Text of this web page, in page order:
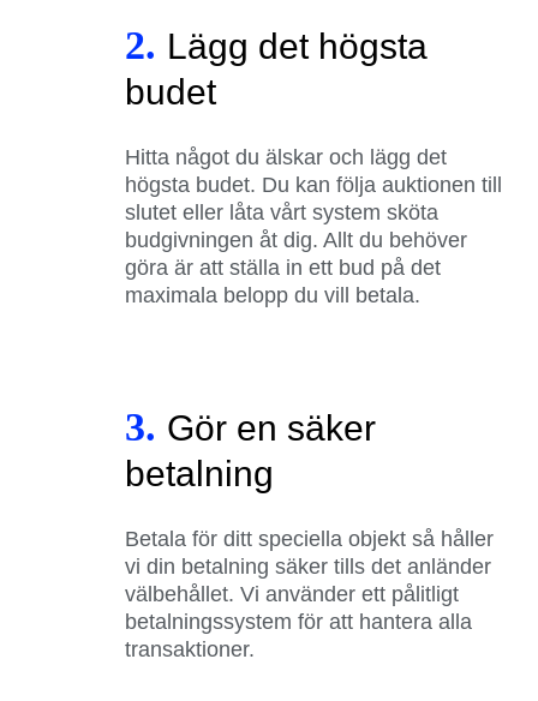
2. Lägg det högsta
budet
Hitta något du älskar och lägg det
högsta budet. Du kan följa auktionen till
slutet eller låta vårt system sköta
budgivningen åt dig. Allt du behöver
göra är att ställa in ett bud på det
maximala belopp du vill betala.
3. Gör en säker
betalning
Betala för ditt speciella objekt så håller
vi din betalning säker tills det anländer
välbehållet. Vi använder ett pålitligt
betalningssystem för att hantera alla
transaktioner.